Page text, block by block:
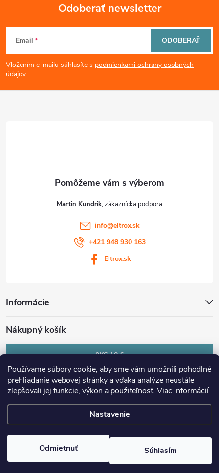
Používame súbory cookie, aby sme vám umožnili pohodlné
prehliadanie webovej stránky a vďaka analýze neustále
zlepšovali jej funkcie, výkon a použiteľnosť. Viac informácií
Nastavenie
Odmietnuť Súhlasím
Z
á
p
Odoberať newsletter
Email
Vložením e-mailu súhlasíte s podmienkami ochrany osobných
údajov
ODOBERAŤ
Martin Kundrik
info@eltrox.sk
+421 948 930 163
Eltrox.sk
Informácie
Nákupný košík
0KS /0 €
cookies